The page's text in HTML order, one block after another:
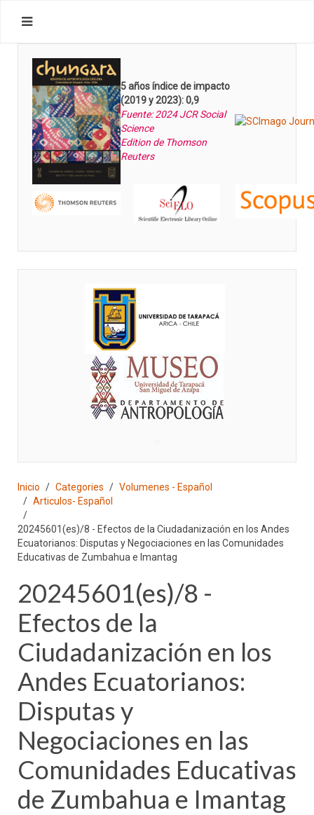
5 años índice de impacto
(2019 y 2023): 0,9
Fuente: 2024 JCR Social
Science
Edition de Thomson
Reuters
Inicio Categories
Volumenes - Español
Articulos- Español
20245601(es)/8 - Efectos de la Ciudadanización en los Andes
Ecuatorianos: Disputas y Negociaciones en las Comunidades
Educativas de Zumbahua e Imantag
20245601(es)/8 -
Efectos de la
Ciudadanización en los
Andes Ecuatorianos:
Disputas y
Negociaciones en las
Comunidades Educativas
de Zumbahua e Imantag